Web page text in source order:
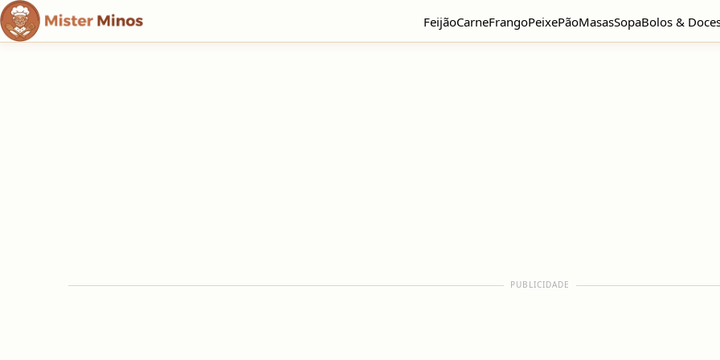
FeijãoCarneFrangoPeixePãoMasasSopaBolos &
PUBLICIDADE